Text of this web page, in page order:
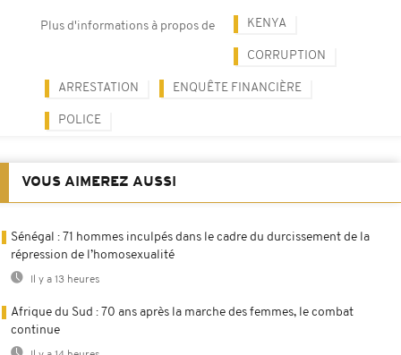
Plus d'informations à propos de KENYA
CORRUPTION
ARRESTATION ENQUÊTE FINANCIÈRE
POLICE
VOUS AIMEREZ AUSSI
Sénégal : 71 hommes inculpés dans le cadre du durcissement de la
répression de l’homosexualité
Il y a 13 heures
Afrique du Sud : 70 ans après la marche des femmes, le combat
continue